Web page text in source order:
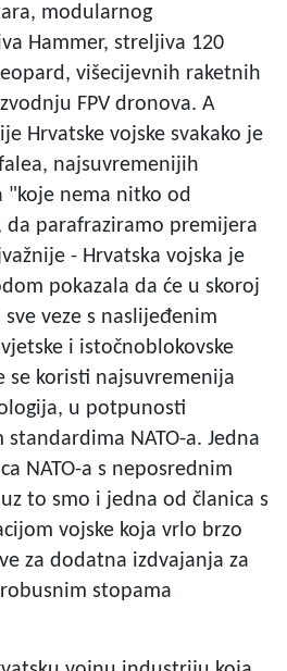
modularnog
Hammer, streljiva 120
višecijevnih raketnih
FPV dronova. A
Hrvatske vojske svakako je
najsuvremenijih
"koje nema nitko od
da parafraziramo premijera
- Hrvatska vojska je
pokazala da će u skoroj
veze s naslijeđenim
i istočnoblokovske
se koristi najsuvremenija
u potpunosti
NATO-a. Jedna
NATO-a s neposrednim
to smo i jedna od članica s
vojske koja vrlo brzo
za dodatna izdvajanja za
stopama